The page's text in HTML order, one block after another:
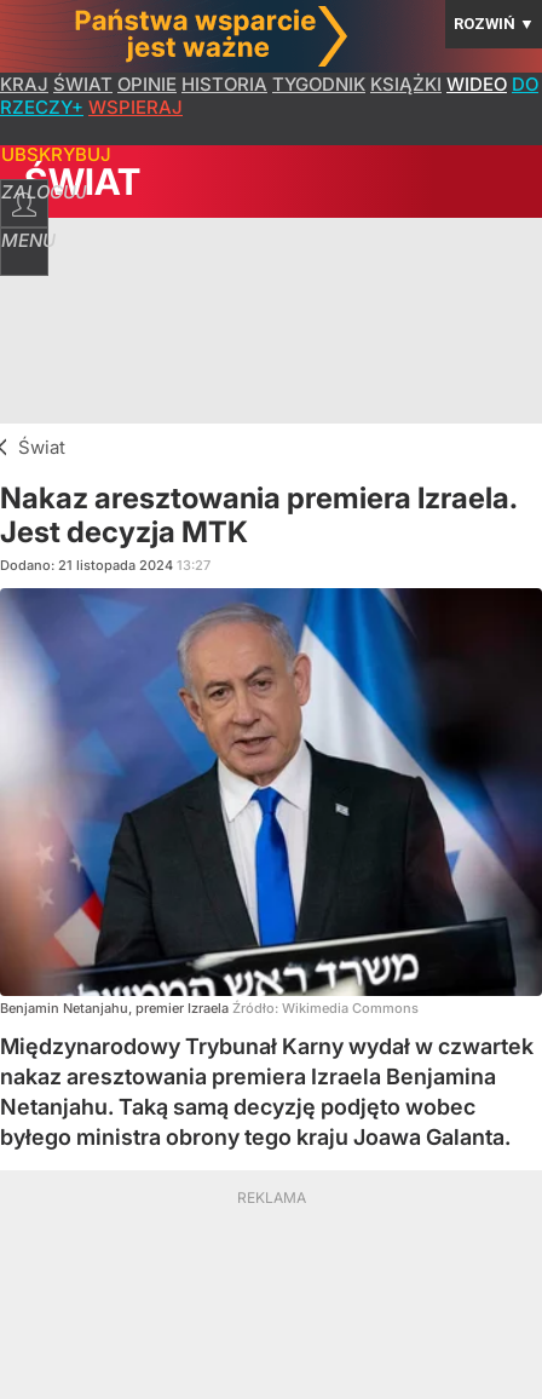
ROZWIŃ ▼
KRAJ ŚWIAT OPINIE HISTORIA TYGODNIK KSIĄŻKI WIDEO DO
RZECZY+ WSPIERAJ
ZALOGUJ
MENU
ŚWIAT
Świat
Nakaz aresztowania premiera Izraela.
Jest decyzja MTK
Dodano: 21 listopada 2024 13:27
Benjamin Netanjahu, premier Izraela Źródło: Wikimedia Commons
Międzynarodowy Trybunał Karny wydał w czwartek
nakaz aresztowania premiera Izraela Benjamina
Netanjahu. Taką samą decyzję podjęto wobec
byłego ministra obrony tego kraju Joawa Galanta.